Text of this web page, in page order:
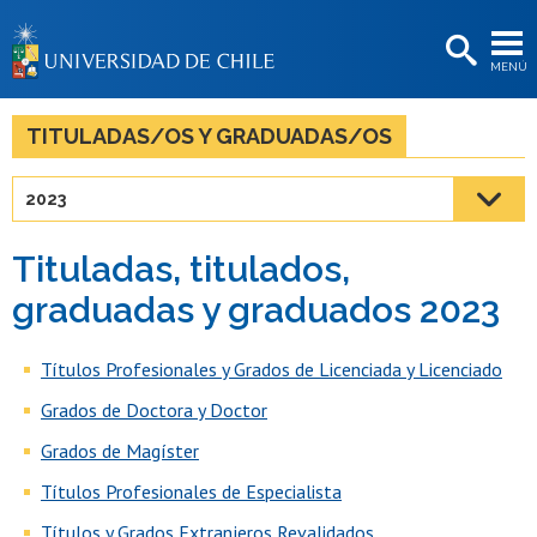
MENÚ
BIBLIOTECAS
LA UNIVERSIDAD
Estudiantes
Académicas/os
Funcionarias/os
Egresadas/os
TITULADAS/OS Y GRADUADAS/OS
2023
Tituladas, titulados,
graduadas y graduados 2023
Títulos Profesionales y Grados de Licenciada y Licenciado
Grados de Doctora y Doctor
Grados de Magíster
Títulos Profesionales de Especialista